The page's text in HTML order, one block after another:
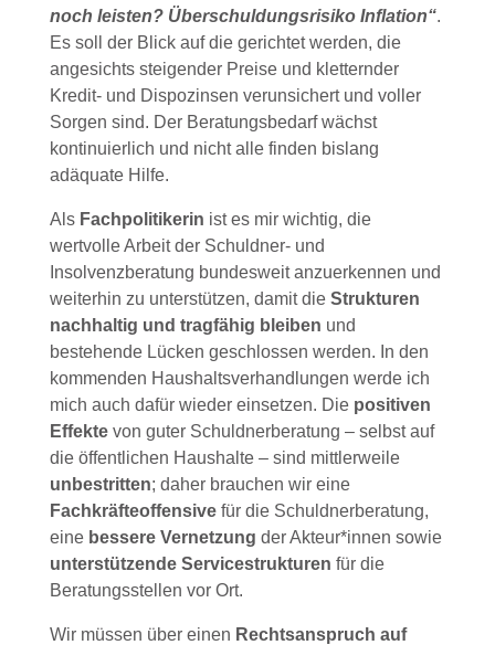
noch leisten? Überschuldungsrisiko Inflation“.
Es soll der Blick auf die gerichtet werden, die
angesichts steigender Preise und kletternder
Kredit- und Dispozinsen verunsichert und voller
Sorgen sind. Der Beratungsbedarf wächst
kontinuierlich und nicht alle finden bislang
adäquate Hilfe.
Als Fachpolitikerin ist es mir wichtig, die
wertvolle Arbeit der Schuldner- und
Insolvenzberatung bundesweit anzuerkennen und
weiterhin zu unterstützen, damit die Strukturen
nachhaltig und tragfähig bleiben und
bestehende Lücken geschlossen werden. In den
kommenden Haushaltsverhandlungen werde ich
mich auch dafür wieder einsetzen. Die positiven
Effekte von guter Schuldnerberatung – selbst auf
die öffentlichen Haushalte – sind mittlerweile
unbestritten; daher brauchen wir eine
Fachkräfteoffensive für die Schuldnerberatung,
eine bessere Vernetzung der Akteur*innen sowie
unterstützende Servicestrukturen für die
Beratungsstellen vor Ort.
Wir müssen über einen Rechtsanspruch auf